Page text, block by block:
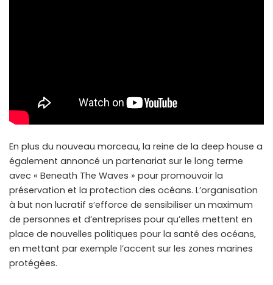
En plus du nouveau morceau, la reine de la deep house a
également annoncé un partenariat sur le long terme
avec « Beneath The Waves » pour promouvoir la
préservation et la protection des océans. L’organisation
à but non lucratif s’efforce de sensibiliser un maximum
de personnes et d’entreprises pour qu’elles mettent en
place de nouvelles politiques pour la santé des océans,
en mettant par exemple l’accent sur les zones marines
protégées.